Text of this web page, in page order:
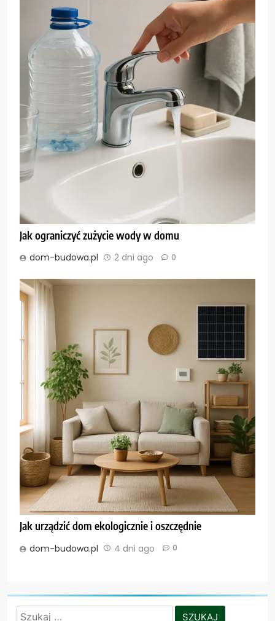
Jak ograniczyć zużycie wody w domu
dom-budowa.pl 2 dni ago 0
Jak urządzić dom ekologicznie i oszczędnie
dom-budowa.pl 4 dni ago 0
Szukaj: